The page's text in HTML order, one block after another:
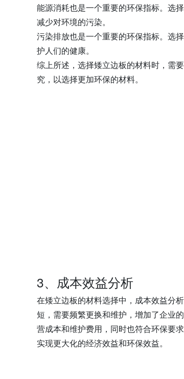
能源消耗也是一个重要的环保指标。选
减少对环境的污染。
污染排放也是一个重要的环保指标。选
护人们的健康。
综上所述，选择矮立边板的材料时，需
究，以选择更加环保的材料。
3、成本效益分析
在矮立边板的材料选择中，成本效益分
短，需要频繁更换和维护，增加了企业
营成本和维护费用，同时也符合环保要
实现更大化的经济效益和环保效益。